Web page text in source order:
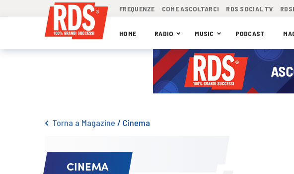
FREQUENZE COME ASCOLTARCI RDS SOCIAL TV
HOME RADIO MUSIC PODCAST
Torna a Magazine / Cinema
CINEMA